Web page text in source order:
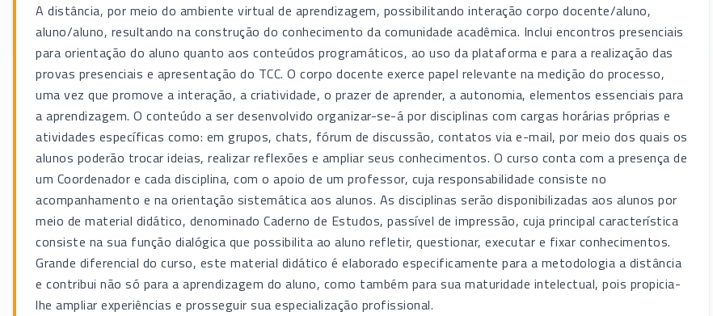
A distância, por meio do ambiente virtual de aprendizagem, possibilitando interação corpo docente/aluno,
aluno/aluno, resultando na construção do conhecimento da comunidade acadêmica. Inclui encontros presenciais
para orientação do aluno quanto aos conteúdos programáticos, ao uso da plataforma e para a realização das
provas presenciais e apresentação do TCC. O corpo docente exerce papel relevante na medição do processo,
uma vez que promove a interação, a criatividade, o prazer de aprender, a autonomia, elementos essenciais para
a aprendizagem. O conteúdo a ser desenvolvido organizar-se-á por disciplinas com cargas horárias próprias e
atividades específicas como: em grupos, chats, fórum de discussão, contatos via e-mail, por meio dos quais os
alunos poderão trocar ideias, realizar reflexões e ampliar seus conhecimentos. O curso conta com a presença de
um Coordenador e cada disciplina, com o apoio de um professor, cuja responsabilidade consiste no
acompanhamento e na orientação sistemática aos alunos. As disciplinas serão disponibilizadas aos alunos por
meio de material didático, denominado Caderno de Estudos, passível de impressão, cuja principal característica
consiste na sua função dialógica que possibilita ao aluno refletir, questionar, executar e fixar conhecimentos.
Grande diferencial do curso, este material didático é elaborado especificamente para a metodologia a distância
e contribui não só para a aprendizagem do aluno, como também para sua maturidade intelectual, pois propicia-
lhe ampliar experiências e prosseguir sua especialização profissional.